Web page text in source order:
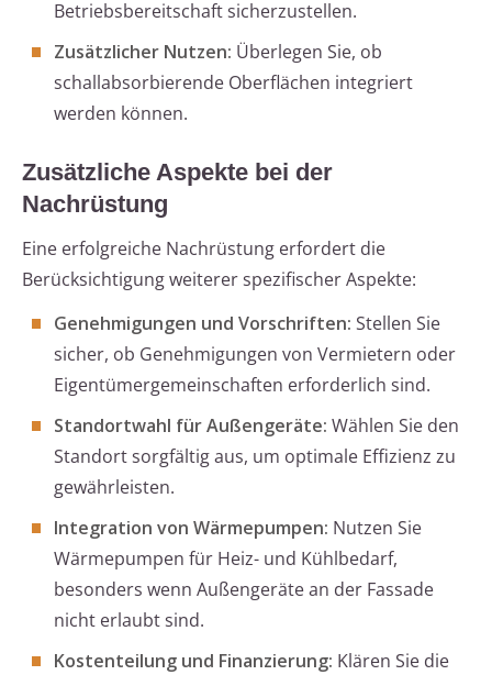
Betriebsbereitschaft sicherzustellen.
Zusätzlicher Nutzen: Überlegen Sie, ob
schallabsorbierende Oberflächen integriert
werden können.
Zusätzliche Aspekte bei der
Nachrüstung
Eine erfolgreiche Nachrüstung erfordert die
Berücksichtigung weiterer spezifischer Aspekte:
Genehmigungen und Vorschriften: Stellen Sie
sicher, ob Genehmigungen von Vermietern oder
Eigentümergemeinschaften erforderlich sind.
Standortwahl für Außengeräte: Wählen Sie den
Standort sorgfältig aus, um optimale Effizienz zu
gewährleisten.
Integration von Wärmepumpen: Nutzen Sie
Wärmepumpen für Heiz- und Kühlbedarf,
besonders wenn Außengeräte an der Fassade
nicht erlaubt sind.
Kostenteilung und Finanzierung: Klären Sie die